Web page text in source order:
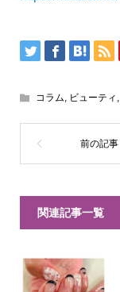
コラム, ビューティ ,
関連記事一覧